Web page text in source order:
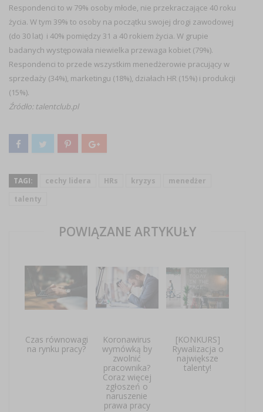
Respondenci to w 79% osoby młode, nie przekraczające 40 roku
życia. W tym 39% to osoby na początku swojej drogi zawodowej
(do 30 lat) i 40% pomiędzy 31 a 40 rokiem życia. W grupie
badanych występowała niewielka przewaga kobiet (79%).
Respondenci to przede wszystkim menedżerowie pracujący w
sprzedaży (34%), marketingu (18%), działach HR (15%) i produkcji
(15%).
Źródło: talentclub.pl
TAGI: cechy lidera HRs kryzys
menedżer
talenty
POWIĄZANE ARTYKUŁY
Czas równowagi
na rynku pracy?
Koronawirus
wymówką by
zwolnić
pracownika?
Coraz więcej
zgłoszeń o
naruszenie
prawa pracy
[KONKURS]
Rywalizacja o
największe
talenty!